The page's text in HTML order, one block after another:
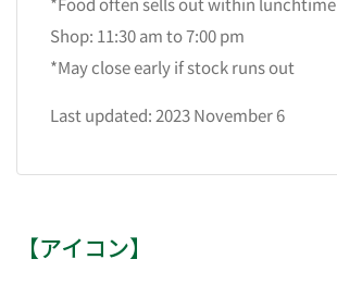
Shop: 11:30 am to 7:00 pm
*May close early if stock runs out
Last updated: 2023 November 6
【アイコン】